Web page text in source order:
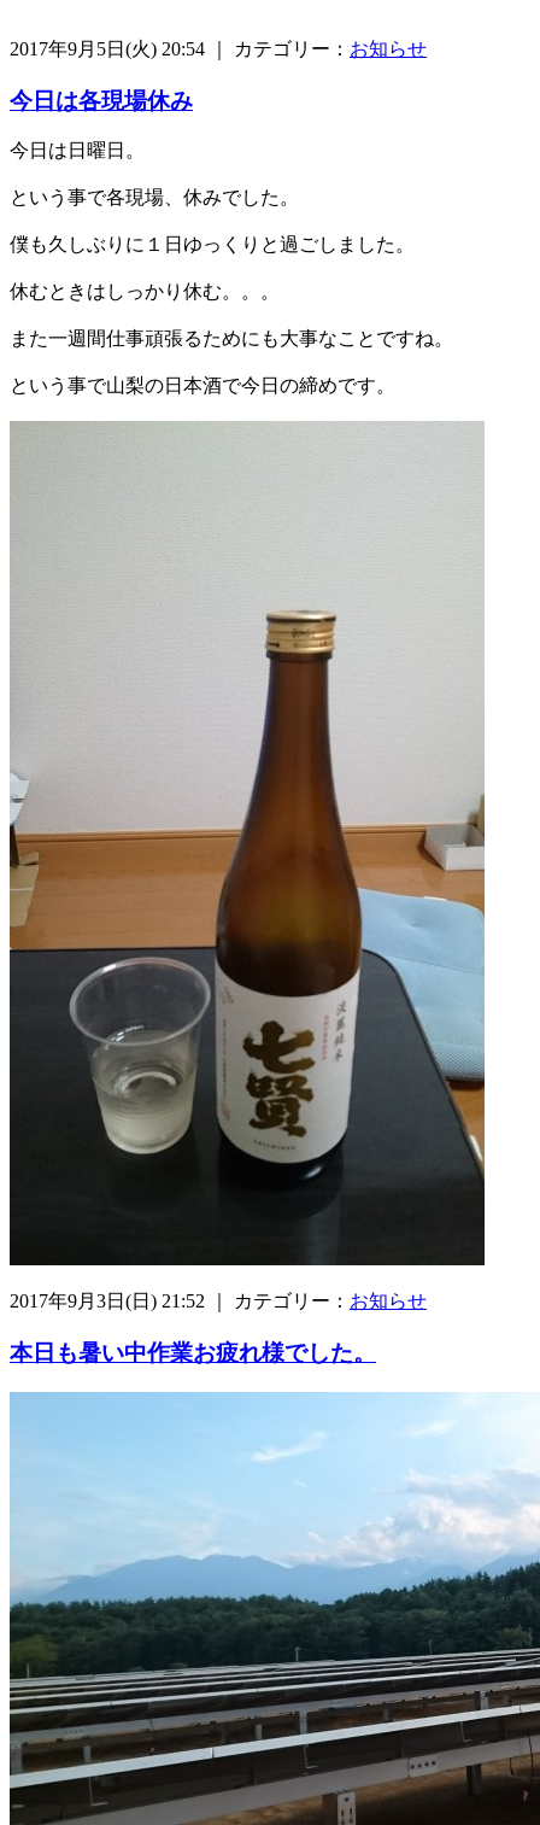
2017年9月5日(火) 20:54 ｜ カテゴリー： お知らせ
今日は各現場休み
今日は日曜日。
という事で各現場、休みでした。
僕も久しぶりに１日ゆっくりと過ごしました。
休むときはしっかり休む。。。
また一週間仕事頑張るためにも大事なことですね。
という事で山梨の日本酒で今日の締めです。
2017年9月3日(日) 21:52 ｜ カテゴリー： お知らせ
本日も暑い中作業お疲れ様でした。